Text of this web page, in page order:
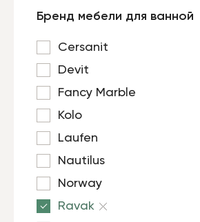
Бренд мебели для ванной
Cersanit
Devit
Fancy Marble
Kolo
Laufen
Nautilus
Norway
Ravak